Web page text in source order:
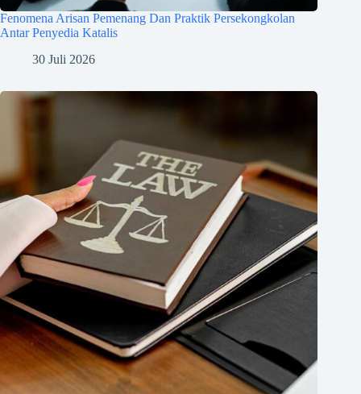
Fenomena Arisan Pemenang Dan Praktik Persekongkolan
Antar Penyedia Katalis
30 Juli 2026